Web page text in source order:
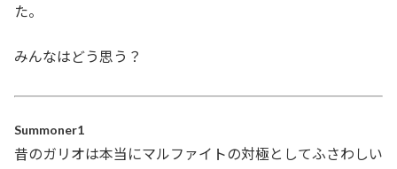
た。
みんなはどう思う？
Summoner1
昔のガリオは本当にマルファイトの対極としてふさわしい